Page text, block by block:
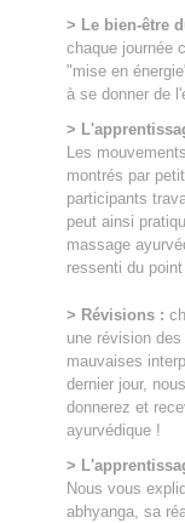
> Le bien-être
chaque journée
"mise en
à se donner de
>
Les
montrés par
participants
peut ainsi
massage
ressenti du
> Révisions :
une révision
mauvaises
dernier jour,
donnerez et
ayurvédique !
>
Nous vous
abhyanga, sa